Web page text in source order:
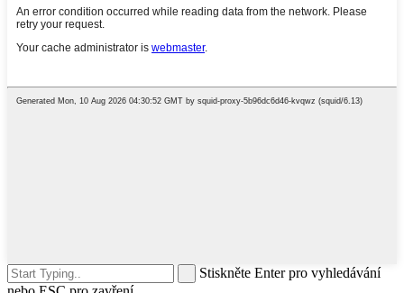
Stiskněte Enter pro vyhledávání